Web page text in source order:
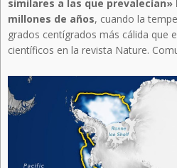
similares a las que prevalecían»
millones de años, cuando la
grados centígrados más cálida que
científicos en la revista Nature.